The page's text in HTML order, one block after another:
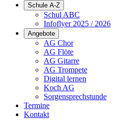
Schule A-Z
Schul ABC
Infoflyer 2025 / 2026
Angebote
AG Chor
AG Flöte
AG Gitarre
AG Trompete
Digital lernen
Koch AG
Sorgensprechstunde
Termine
Kontakt